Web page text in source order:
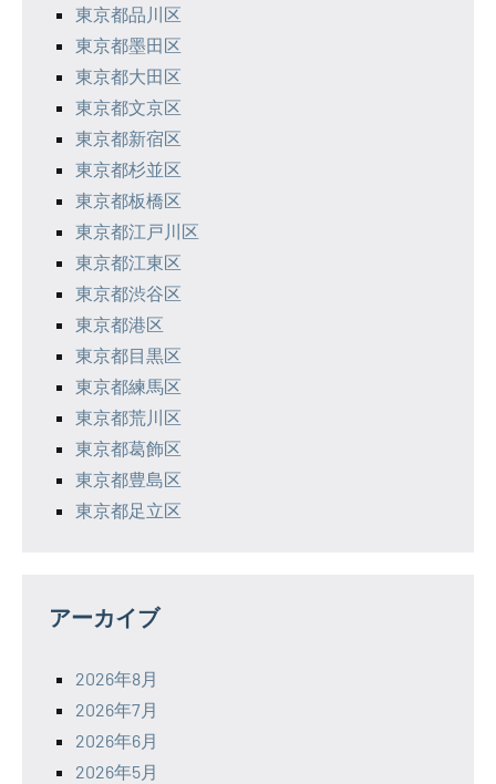
東京都品川区
東京都墨田区
東京都大田区
東京都文京区
東京都新宿区
東京都杉並区
東京都板橋区
東京都江戸川区
東京都江東区
東京都渋谷区
東京都港区
東京都目黒区
東京都練馬区
東京都荒川区
東京都葛飾区
東京都豊島区
東京都足立区
アーカイブ
2026年8月
2026年7月
2026年6月
2026年5月